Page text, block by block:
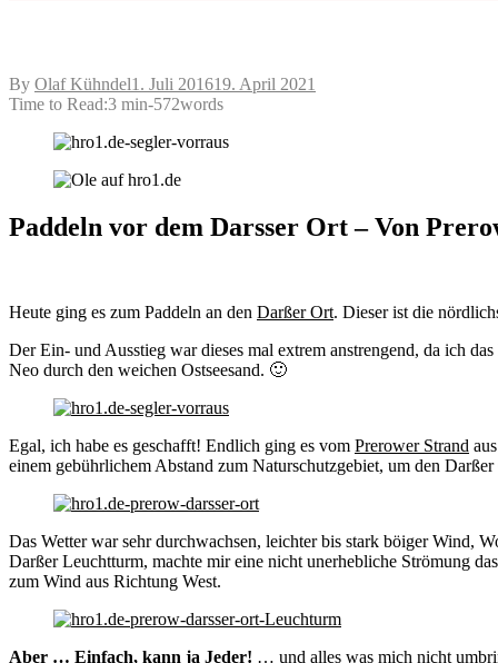
By Olaf KühndelPosted
on
1. Juli 201619. April 2021
Time to Read:3 min-572words
Paddeln vor dem Darsser Ort – Von
Heute ging es zum Paddeln an den Darßer Ort. Dieser ist die
Der Ein- und Ausstieg war dieses mal extrem anstrengend, da ich
Neo durch den weichen Ostseesand. 🙂
Egal, ich habe es geschafft! Endlich ging es vom Prerower Strand
einem gebührlichem Abstand zum Naturschutzgebiet, um den
Das Wetter war sehr durchwachsen, leichter bis stark böiger Wind,
Darßer Leuchtturm, machte mir eine nicht unerhebliche Strömung
zum Wind aus Richtung West.
Aber … Einfach, kann ja Jeder! … und alles was mich nicht